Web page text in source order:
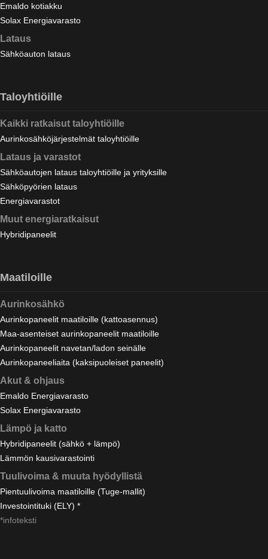
Emaldo kotiakku
Solax Energiavarasto
Lataus
Sähköauton lataus
Taloyhtiöille
Kaikki ratkaisut taloyhtiöille
Aurinkosähköjärjestelmät taloyhtiöille
Lataus ja varastot
Sähköautojen lataus taloyhtiöille ja yrityksille
Sähköpyörien lataus
Energiavarastot
Muut energiaratkaisut
Hybridipaneelit
Maatiloille
Aurinkosähkö
Aurinkopaneelit maatiloille (kattoasennus)
Maa-asenteiset aurinkopaneelit maatiloille
Aurinkopaneelit navetan/ladon seinälle
Aurinkopaneeliaita (kaksipuoleiset paneelit)
Akut & ohjaus
Emaldo Energiavarasto
Solax Energiavarasto
Lämpö ja katto
Hybridipaneelit (sähkö + lämpö)
Lämmön kausivarastointi
Tuulivoima & muuta hyödyllistä
Pientuulivoima maatiloille (Tuge-mallit)
Investointituki (ELY) *
*infoteksti